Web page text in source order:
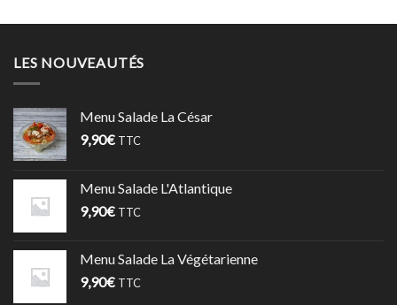
LES NOUVEAUTÉS
Menu Salade La César
9,90€ TTC
Menu Salade L'Atlantique
9,90€ TTC
Menu Salade La Végétarienne
9,90€ TTC